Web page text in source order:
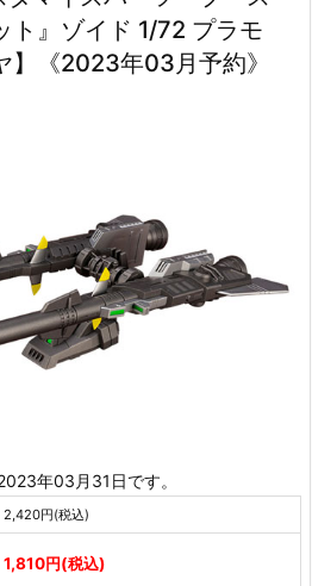
ト』ゾイド 1/72 プラモ
】《2023年03月予約》
年03月31日です。
2,420円(税込)
1,810円(税込)